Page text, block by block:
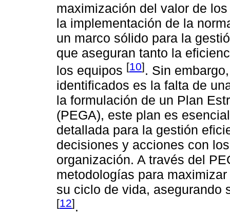
maximización del valor de
la implementación de la
un marco sólido para la
que aseguran tanto la
los equipos [10]. Sin
identificados es la falta de
la formulación de un Plan
(PEGA), este plan es
detallada para la gestión
decisiones y acciones con
organización. A través del
metodologías para
su ciclo de vida, asegurando
[12].